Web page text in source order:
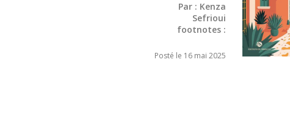
Par : Kenza
Sefrioui
footnotes :
Posté le 16 mai 2025